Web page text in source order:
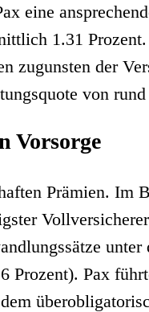
eine
1.31
zugunsten der
von rund
Vorsorge
Prämien. Im
Prozent). Pax